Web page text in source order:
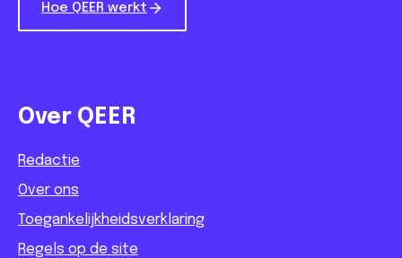
Hoe QEER werkt
Over QEER
Redactie
Over ons
Toegankelijkheidsverklaring
Regels op de site